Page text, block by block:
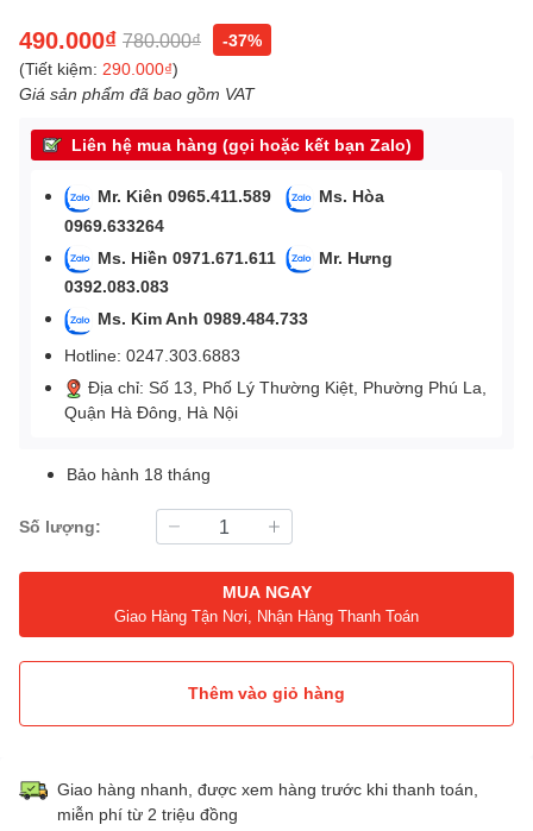
490.000₫ 780.000₫
-37%
(Tiết kiệm: 290.000₫)
Giá sản phẩm đã bao gồm VAT
Liên hệ mua hàng (gọi hoặc kết bạn Zalo)
Mr. Kiên 0965.411.589
Ms. Hòa
0969.633264
Ms. Hiền 0971.671.611
Mr. Hưng
0392.083.083
Ms. Kim Anh 0989.484.733
Hotline: 0247.303.6883
Địa chỉ: Số 13, Phố Lý Thường Kiệt, Phường Phú La,
Quận Hà Đông, Hà Nội
Bảo hành 18 tháng
Số lượng:
MUA NGAY
Giao Hàng Tận Nơi, Nhận Hàng Thanh Toán
Thêm vào giỏ hàng
Giao hàng nhanh, được xem hàng trước khi thanh toán,
miễn phí từ 2 triệu đồng